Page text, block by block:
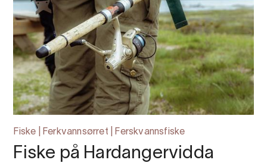
Fiske | Ferkvannsørret | Ferskvannsfiske
Fiske på Hardangervidda